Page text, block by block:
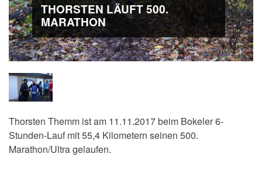
THORSTEN LÄUFT 500.
MARATHON
Thorsten Themm ist am 11.11.2017 beim Bokeler 6-
Stunden-Lauf mit 55,4 Kilometern seinen 500.
Marathon/Ultra gelaufen.